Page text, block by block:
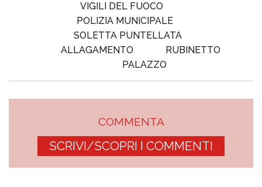
VIGILI DEL FUOCO
POLIZIA MUNICIPALE
SOLETTA PUNTELLATA
ALLAGAMENTO
RUBINETTO
PALAZZO
COMMENTA
SCRIVI/SCOPRI I COMMENTI